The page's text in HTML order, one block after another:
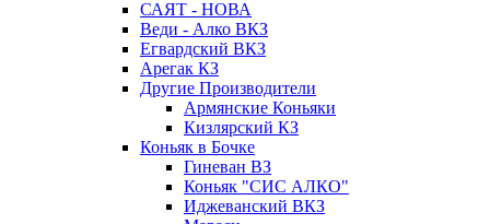
САЯТ - НОВА
Веди - Алко ВКЗ
Егвардский ВКЗ
Арегак КЗ
Другие Производители
Армянские Коньяки
Кизлярский КЗ
Коньяк в Бочке
Гиневан ВЗ
Коньяк "СИС АЛКО"
Иджеванский ВКЗ